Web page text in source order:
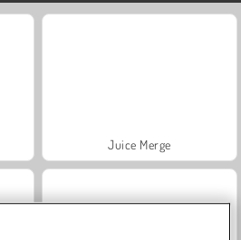
Juice Merge